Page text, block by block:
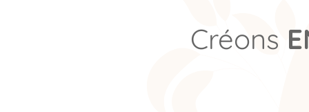
Créons